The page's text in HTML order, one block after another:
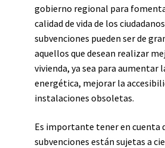
gobierno regional para
calidad de vida de los
subvenciones pueden ser de
aquellos que desean realizar
vivienda, ya sea para aumentar
energética, mejorar la
instalaciones obsoletas.
Es importante tener en cuenta
subvenciones están sujetas a